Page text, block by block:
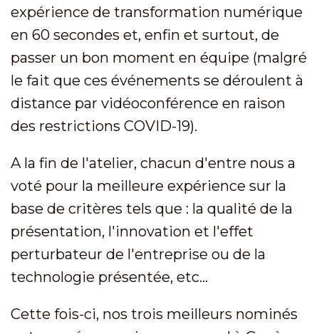
expérience de transformation numérique
en 60 secondes et, enfin et surtout, de
passer un bon moment en équipe (malgré
le fait que ces événements se déroulent à
distance par vidéoconférence en raison
des restrictions COVID-19).
A la fin de l'atelier, chacun d'entre nous a
voté pour la meilleure expérience sur la
base de critères tels que : la qualité de la
présentation, l'innovation et l'effet
perturbateur de l'entreprise ou de la
technologie présentée, etc...
Cette fois-ci, nos trois meilleurs nominés